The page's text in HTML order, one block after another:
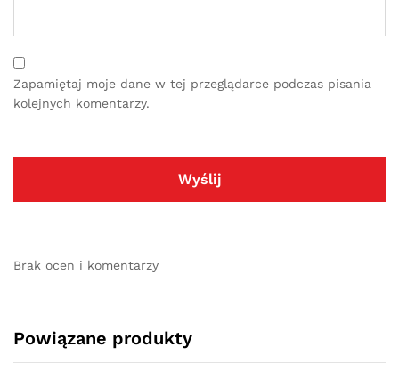
Zapamiętaj moje dane w tej przeglądarce podczas pisania
kolejnych komentarzy.
Brak ocen i komentarzy
Powiązane produkty